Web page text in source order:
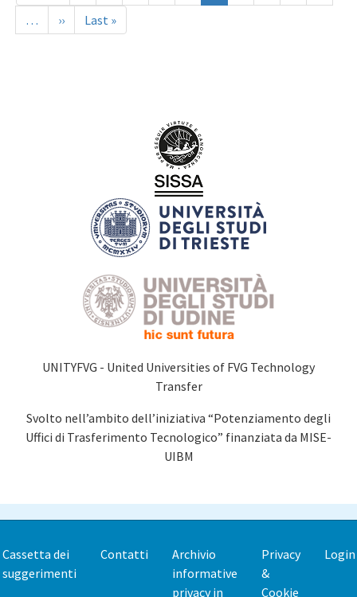
pagina
precedente
attuale
…
Pagina
successiva
››
Ultima
pagina
Last »
UNITYFVG - United Universities of FVG Technology
Transfer
Svolto nell’ambito dell’iniziativa “Potenziamento degli
Uffici di Trasferimento Tecnologico” finanziata da MISE-
UIBM
Footer
Cassetta dei
suggerimenti
Contatti
Archivio
informative
privacy in
Privacy
&
Cookie
Login